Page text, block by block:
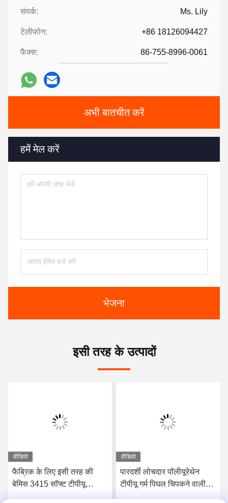
संपर्क: Ms. Lily
टेलीफोन: +86 18126094427
फैक्स: 86-755-8996-0061
अभी बातचीत करें
हमें मेल करें
भेजना
इसी तरह के उत्पादों
वीडियो
फैब्रिक के लिए इसी तरह की
बेमिस 3415 सॉफ्ट टीपीयू
वीडियो
पारदर्शी लोचदार पॉलीयूरेथेन
टीपीयू गर्म पिघल चिपकने वाली